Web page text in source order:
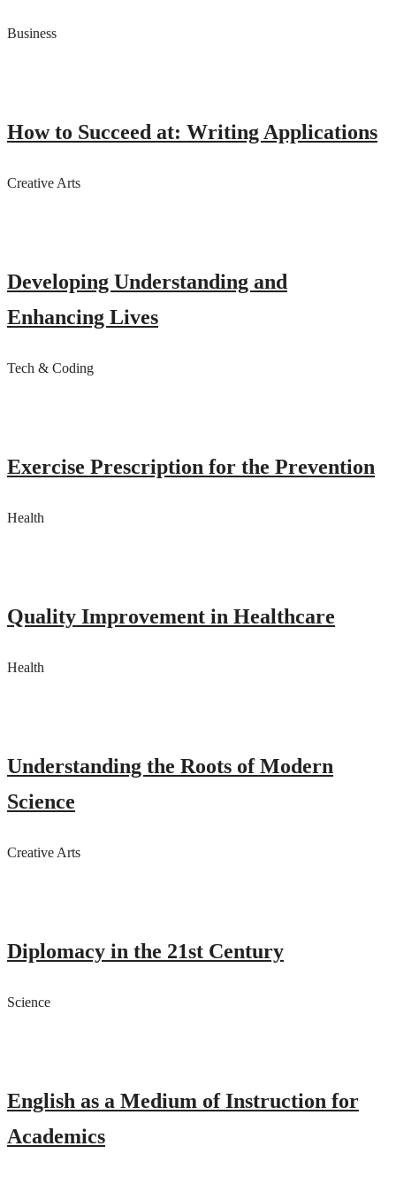
Business
How to Succeed at: Writing Applications
Creative Arts
Developing Understanding and
Enhancing Lives
Tech & Coding
Exercise Prescription for the Prevention
Health
Quality Improvement in Healthcare
Health
Understanding the Roots of Modern
Science
Creative Arts
Diplomacy in the 21st Century
Science
English as a Medium of Instruction for
Academics